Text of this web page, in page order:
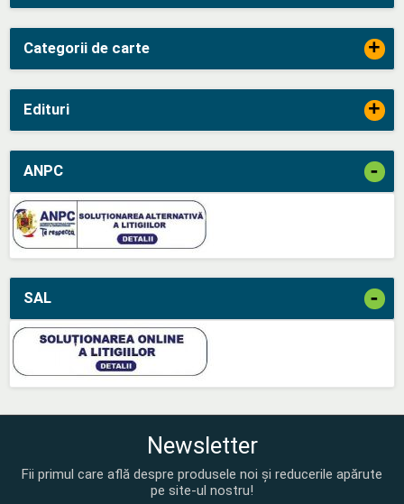
Categorii de carte +
Edituri +
ANPC -
SAL -
Newsletter
Fii primul care află despre produsele noi și reducerile apărute
pe site-ul nostru!